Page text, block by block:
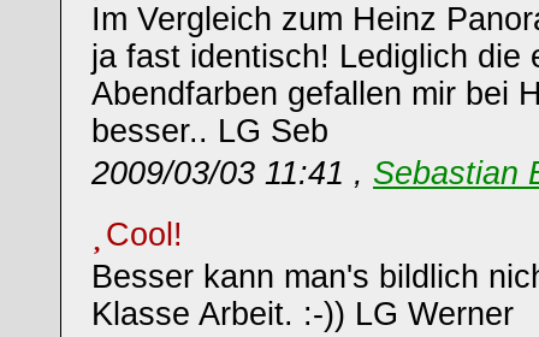
Im Vergleich zum Heinz
ja fast identisch! Lediglich die
Abendfarben gefallen mir bei
besser.. LG Seb
2009/03/03 11:41 , Sebastian
Cool!
Besser kann man's bildlich
Klasse Arbeit. :-)) LG Werner